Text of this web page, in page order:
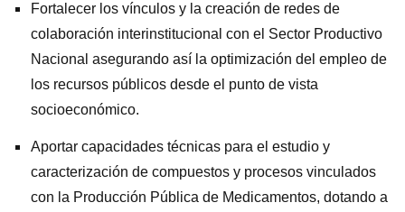
Fortalecer los vínculos y la creación de redes de
colaboración interinstitucional con el Sector Productivo
Nacional asegurando así la optimización del empleo de
los recursos públicos desde el punto de vista
socioeconómico.
Aportar capacidades técnicas para el estudio y
caracterización de compuestos y procesos vinculados
con la Producción Pública de Medicamentos, dotando a